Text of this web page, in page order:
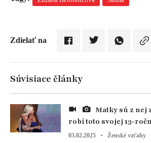
Zdielať na
Súvisiace články
robí toto svojej 13-
03.02.2025 Ženské vzťahy